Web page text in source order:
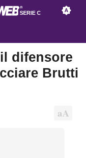
SERIE C
difensore
Brutti